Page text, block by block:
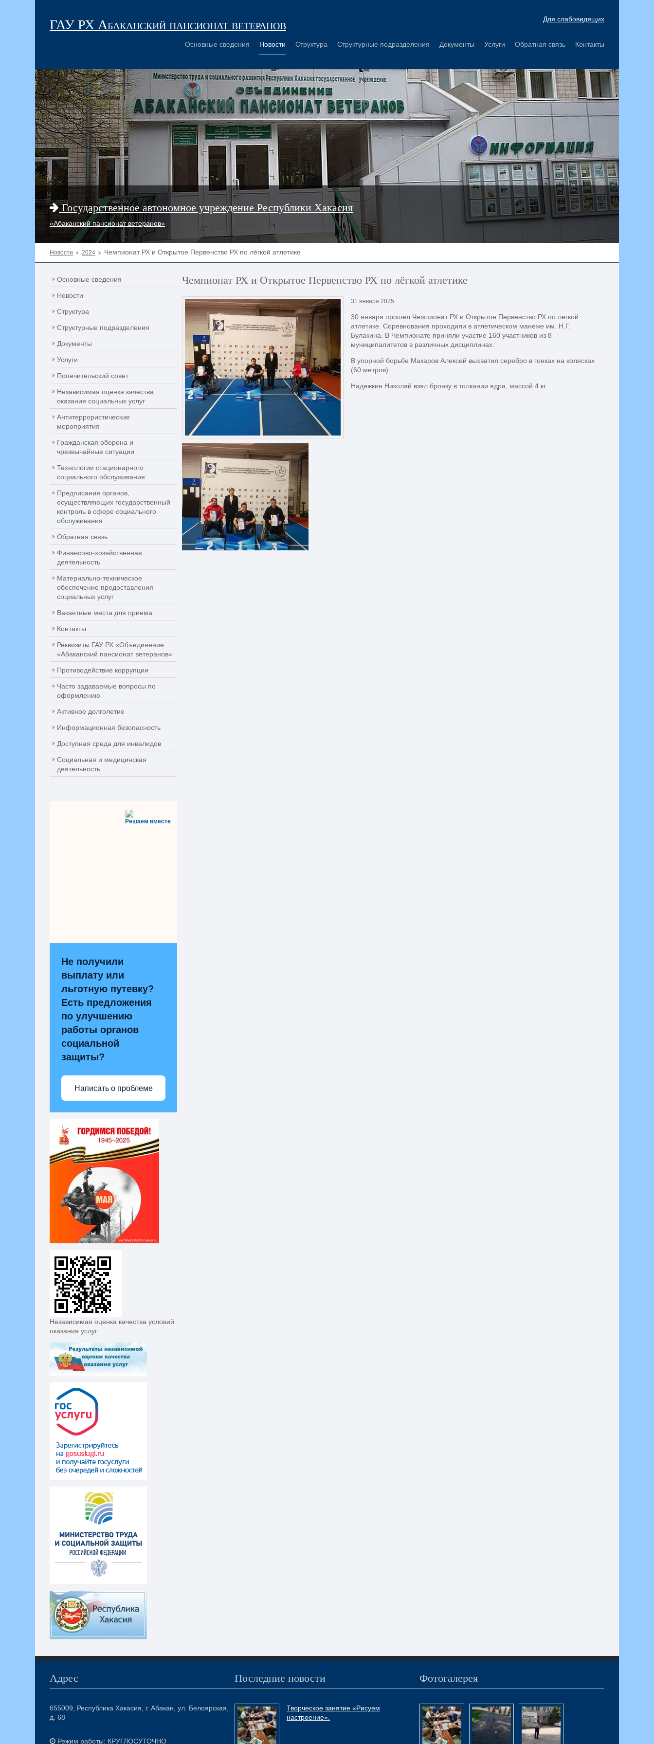
Для слабовидящих
ГАУ РХ Абаканский пансионат ветеранов
Основные сведения Новости Структура Структурные подразделения Документы Услуги Обратная связь Контакты
Государственное автономное учреждение Республики Хакасия
«Абаканский пансионат ветеранов»
Новости 2024 Чемпионат РХ и Открытое Первенство РХ по лёгкой атлетике
Основные сведения
Новости
Структура
Структурные подразделения
Документы
Услуги
Попечительский совет
Независимая оценка качества
оказания социальных услуг
Антитеррористические
мероприятия
Гражданская оборона и
чрезвычайные ситуации
Технологии стационарного
социального обслуживания
Предписания органов,
осуществляющих государственный
контроль в сфере социального
обслуживания
Обратная связь
Финансово-хозяйственная
деятельность
Материально-техническое
обеспечение предоставления
социальных услуг
Вакантные места для приема
Контакты
Реквизиты ГАУ РХ «Объединение
«Абаканский пансионат ветеранов»
Противодействие коррупции
Часто задаваемые вопросы по
оформлению
Активное долголетие
Информационная безопасность
Доступная среда для инвалидов
Социальная и медицинская
деятельность
Решаем вместе
Не получили
выплату или
льготную путевку?
Есть предложения
по улучшению
работы органов
социальной
защиты?
Написать о проблеме
Независимая оценка качества условий
оказания услуг
Чемпионат РХ и Открытое Первенство РХ по лёгкой атлетике
31 января 2025
30 января прошел Чемпионат РХ и Открытое Первенство РХ по легкой
атлетике. Соревнования проходили в атлетическом манеже им. Н.Г.
Булакина. В Чемпионате приняли участие 160 участников из 8
муниципалитетов в различных дисциплинах.
В упорной борьбе Макаров Алексей выхватил серебро в гонках на колясках
(60 метров).
Надежкин Николай взял бронзу в толкании ядра, массой 4 кг.
Адрес
655009, Республика Хакасия, г. Абакан, ул. Белоярская,
д. 68
Режим работы: КРУГЛОСУТОЧНО
Последние новости
Творческое занятие «Рисуем
настроение».
Фотогалерея